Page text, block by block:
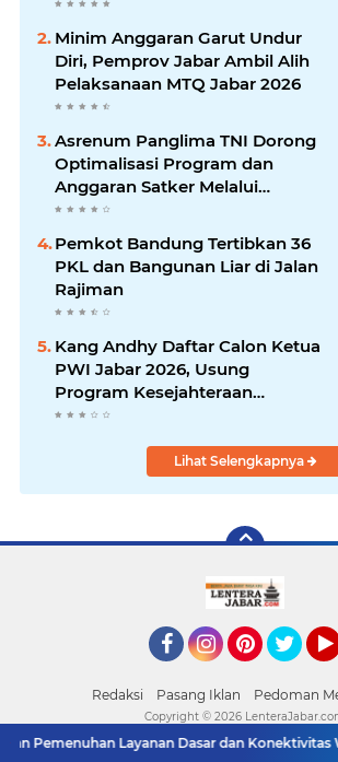
Minim Anggaran Garut Undur
Diri, Pemprov Jabar Ambil Alih
Pelaksanaan MTQ Jabar 2026
Asrenum Panglima TNI Dorong
Optimalisasi Program dan
Anggaran Satker Melalui
Evaluasi Kinerja
Pemkot Bandung Tertibkan 36
PKL dan Bangunan Liar di Jalan
Rajiman
Kang Andhy Daftar Calon Ketua
PWI Jabar 2026, Usung
Program Kesejahteraan
Wartawan hingga Peluang Kerja
Lihat Selengkapnya
Redaksi Pasang Iklan Pedoman
Layanan Dasar dan Konektivitas Wilayah pada
Copyright © 2026